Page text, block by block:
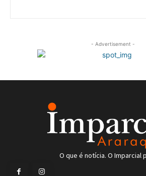
- Advertisement -
O que é notícia. O Imparcial